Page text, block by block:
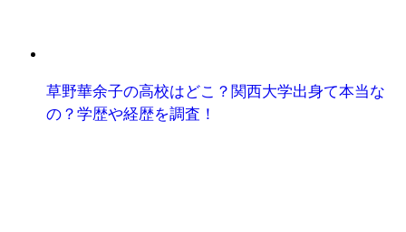
草野華余子の高校はどこ？関西大学出身て本当な
の？学歴や経歴を調査！